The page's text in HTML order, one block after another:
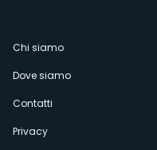
Menù
secondario
Chi siamo
Dove siamo
Contatti
Privacy